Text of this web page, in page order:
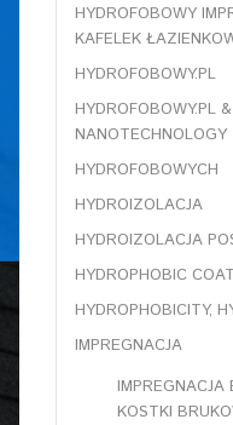
HYDROFOBOWY
KAFELEK
HYDROFOBOWY.PL
HYDROFOBOWY.PL
NANOTECHNOLOGY
HYDROFOBOWYCH
HYDROIZOLACJA
HYDROIZOLACJA
HYDROPHOBIC
HYDROPHOBICITY,
IMPREGNACJA
IMPREGNACJA
KOSTKI